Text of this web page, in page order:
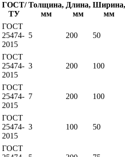
ГОСТ/
ТУ
Толщина,
мм
Длина,
мм
Ширина,
мм
ГОСТ
25474-
2015
5 200 50
ГОСТ
25474-
2015
3 200 100
ГОСТ
25474-
2015
7 200 100
ГОСТ
25474-
2015
3 100 50
ГОСТ